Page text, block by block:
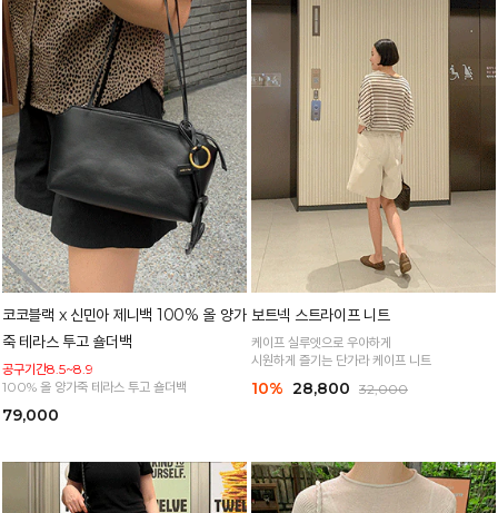
코코블랙 x 신민아 제니백 100% 올 양가
죽 테라스 투고 숄더백
공구기간8.5~8.9
100% 올 양가죽 테라스 투고 숄더백
79,000
보트넥 스트라이프 니트
케이프 실루엣으로 우아하게
시원하게 즐기는 단가라 케이프 니트
10% 28,800 32,000